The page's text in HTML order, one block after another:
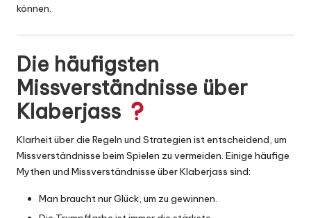
können.
Die häufigsten
Missverständnisse über
Klaberjass
Klarheit über die Regeln und Strategien ist entscheidend, um
Missverständnisse beim Spielen zu vermeiden. Einige häufige
Mythen und Missverständnisse über Klaberjass sind:
Man braucht nur Glück, um zu gewinnen.